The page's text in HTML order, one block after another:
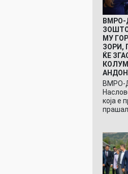
ВМРО-
МУ
ЗОРИ,
ЌЕ
ВМРО-
која е